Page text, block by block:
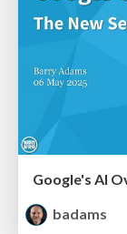
Google's AI
badams